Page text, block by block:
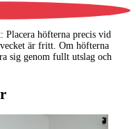
: Placera höfterna precis vid
är fritt. Om höfterna
sig genom fullt utslag och